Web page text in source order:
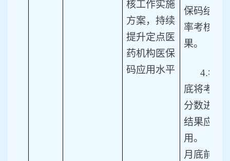
核工作实施
方案，持续
提升定点医
药机构医保
码应用水平
保码结算
率考核结
果。
4.年
底将考核
分数进行
结果应
用。（12
月底前）